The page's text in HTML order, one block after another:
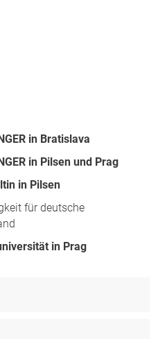
in Bratislava
in Pilsen und Prag
in Pilsen
für deutsche
in Prag